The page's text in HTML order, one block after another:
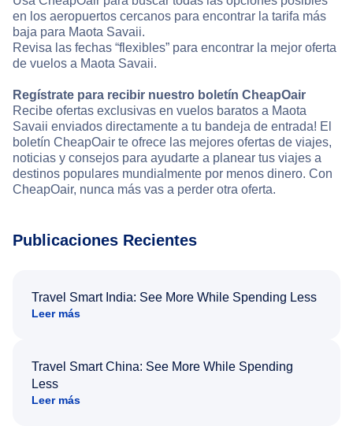
en los aeropuertos cercanos para encontrar la tarifa más
baja para Maota Savaii.
Revisa las fechas “flexibles” para encontrar la mejor oferta
de vuelos a Maota Savaii.
Regístrate para recibir nuestro boletín CheapOair
Recibe ofertas exclusivas en vuelos baratos a Maota
Savaii enviados directamente a tu bandeja de entrada! El
boletín CheapOair te ofrece las mejores ofertas de viajes,
noticias y consejos para ayudarte a planear tus viajes a
destinos populares mundialmente por menos dinero. Con
CheapOair, nunca más vas a perder otra oferta.
Publicaciones Recientes
Travel Smart India: See More While Spending Less
Leer más
Travel Smart China: See More While Spending
Less
Leer más